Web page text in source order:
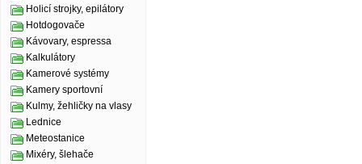
Holicí strojky, epilátory
Hotdogovače
Kávovary, espressa
Kalkulátory
Kamerové systémy
Kamery sportovní
Kulmy, žehličky na vlasy
Lednice
Meteostanice
Mixéry, šlehače